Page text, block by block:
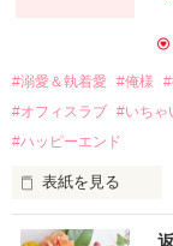
それから約十二年
過去の傷から、二
運命のような再会
酔った勢いで一夜
さらに、美桜が初
『責任をとる、結
戸惑う美桜とは裏
#溺愛＆執着愛 #俺様
#オフィスラブ #いちゃ
#ハッピーエンド
表紙を見る
おかしな噂を流さ